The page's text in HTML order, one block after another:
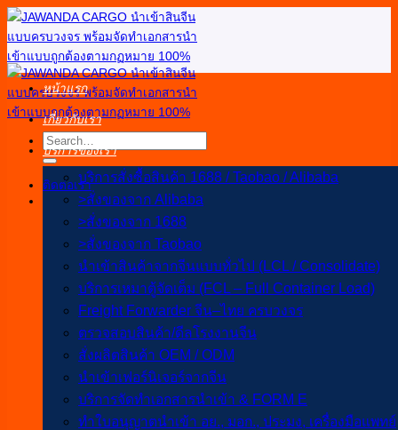
ข้าม
ไป
ยัง
เนื้อหา
ติดต่อเรา
หน้าแรก
เกี่ยวกับเรา
บริการของเรา
บริการสั่งซื้อสินค้า 1688 / Taobao / Alibaba
>สั่งของจาก Alibaba
>สั่งของจาก 1688
>สั่งของจาก Taobao
นำเข้าสินค้าจากจีนแบบทั่วไป (LCL / Consolidate)
บริการเหมาตู้จัดเต็ม (FCL – Full Container Load)
Freight Forwarder จีน–ไทย ครบวงจร
ตรวจสอบสินค้า/ดีลโรงงานจีน
สั่งผลิตสินค้า OEM / ODM
นำเข้าเฟอร์นิเจอร์จากจีน
บริการจัดทำเอกสารนำเข้า & FORM E
ทำใบอนุญาตนำเข้า อย., มอก., ประมง, เครื่องมือแพทย์